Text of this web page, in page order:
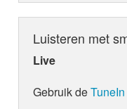
Luisteren met
Live
Gebruik de